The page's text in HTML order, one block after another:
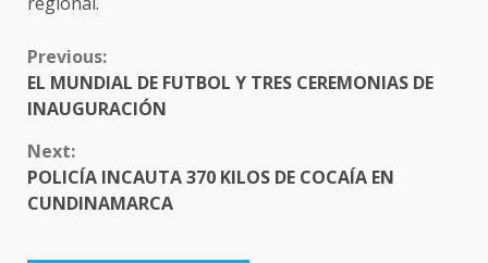
CONTINUE
READING
Previous:
EL MUNDIAL DE FUTBOL Y TRES CEREMONIAS DE
INAUGURACIÓN
Next:
POLICÍA INCAUTA 370 KILOS DE COCAÍA EN
CUNDINAMARCA